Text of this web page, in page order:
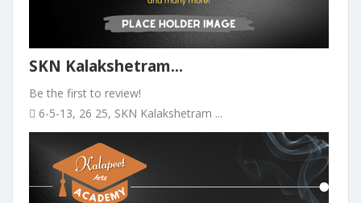
SKN Kalakshetram...
Be the first to review!
6-5-13, 26 25, SKN Kalakshetram ...